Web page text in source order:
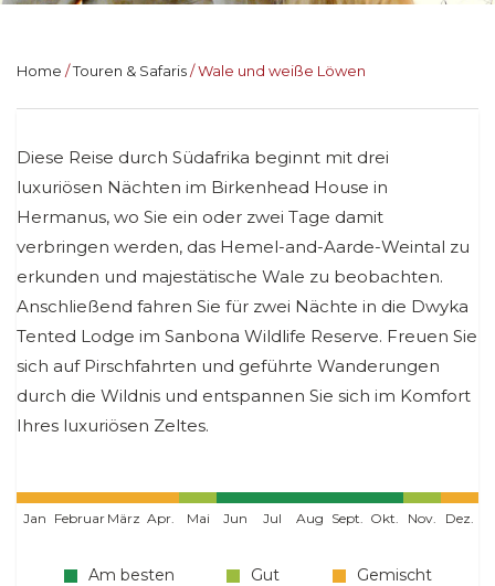
Home Touren & Safaris Wale und weiße Löwen
Diese Reise durch Südafrika beginnt mit drei
luxuriösen Nächten im Birkenhead House in
Hermanus, wo Sie ein oder zwei Tage damit
verbringen werden, das Hemel-and-Aarde-Weintal zu
erkunden und majestätische Wale zu beobachten.
Anschließend fahren Sie für zwei Nächte in die Dwyka
Tented Lodge im Sanbona Wildlife Reserve. Freuen Sie
sich auf Pirschfahrten und geführte Wanderungen
durch die Wildnis und entspannen Sie sich im Komfort
Ihres luxuriösen Zeltes.
Jan Februar März Apr. Mai Jun Jul Aug Sept. Okt. Nov. Dez.
Am besten Gut Gemischt